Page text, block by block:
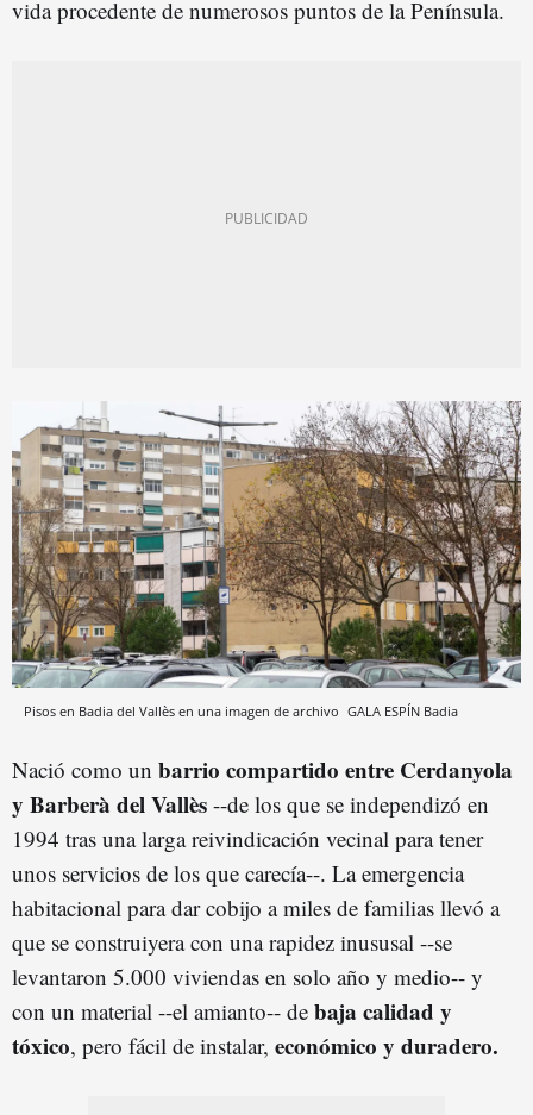
vida procedente de numerosos puntos de la Península.
Pisos en Badia del Vallès en una imagen de archivo GALA ESPÍN Badia
Nació como un barrio compartido entre Cerdanyola
y Barberà del Vallès --de los que se independizó en
1994 tras una larga reivindicación vecinal para tener
unos servicios de los que carecía--. La emergencia
habitacional para dar cobijo a miles de familias llevó a
que se construiyera con una rapidez inususal --se
levantaron 5.000 viviendas en solo año y medio-- y
con un material --el amianto-- de baja calidad y
tóxico, pero fácil de instalar, económico y duradero.